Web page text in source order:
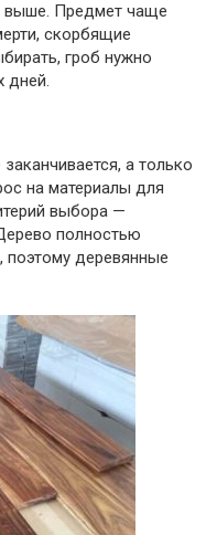
выше. Предмет чаще
скорбящие
гроб нужно
дней.
а только
на материалы для
выбора —
полностью
поэтому деревянные